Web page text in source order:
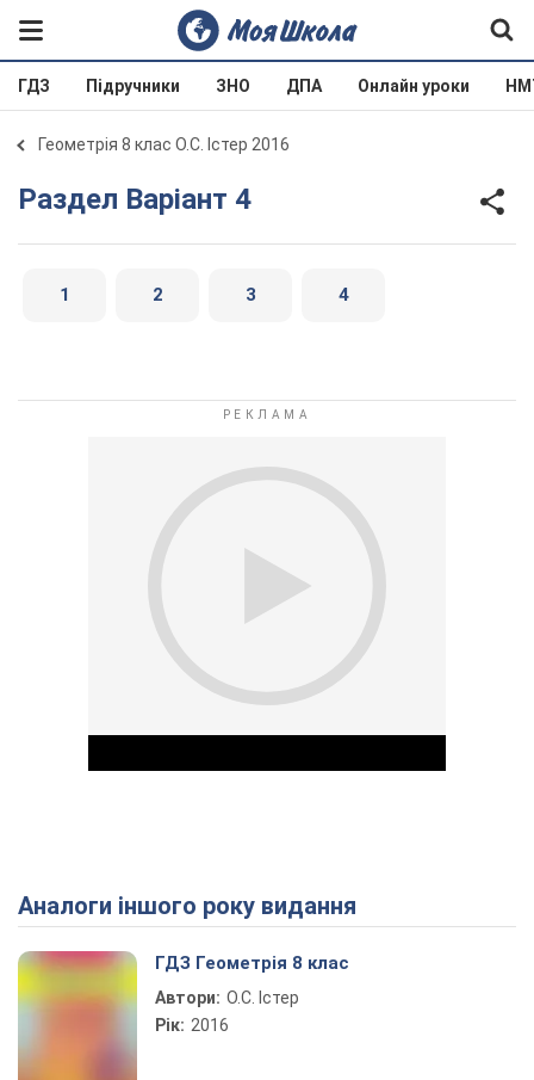
ГДЗ Підручники ЗНО ДПА Онлайн уроки
Геометрія 8 клас О.С. Істер 2016
Раздел Варіант 4
1 2 3 4
Play Video
Аналоги іншого року видання
ГДЗ Геометрія 8 клас
Автори: О.С. Істер
Рік: 2016